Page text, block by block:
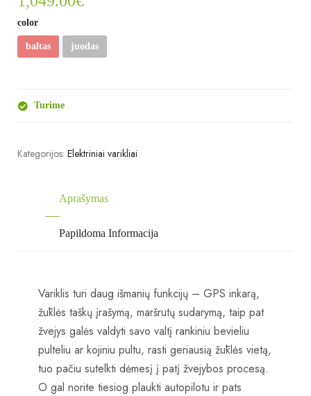
color
baltas juodas
Turime
Kategorijos: Elektriniai varikliai
Aprašymas
Papildoma Informacija
Variklis turi daug išmanių funkcijų – GPS inkarą,
žūklės taškų įrašymą, maršrutų sudarymą, taip pat
žvejys galės valdyti savo valtį rankiniu bevieliu
pulteliu ar kojiniu pultu, rasti geriausią žūklės vietą,
tuo pačiu sutelkti dėmesį į patį žvejybos procesą.
O gal norite tiesiog plaukti autopilotu ir pats